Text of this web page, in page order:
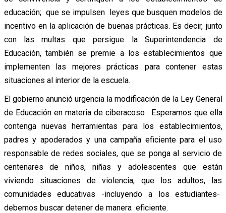
educación; que se impulsen leyes que busquen modelos de
incentivo en la aplicación de buenas prácticas. Es decir, junto
con las multas que persigue la Superintendencia de
Educación, también se premie a los establecimientos que
implementen las mejores prácticas para contener estas
situaciones al interior de la escuela.
El gobierno anunció urgencia la modificación de la Ley General
de Educación en materia de ciberacoso . Esperamos que ella
contenga nuevas herramientas para los establecimientos,
padres y apoderados y una campaña eficiente para el uso
responsable de redes sociales, que se ponga al servicio de
centenares de niños, niñas y adolescentes que están
viviendo situaciones de violencia, que los adultos, las
comunidades educativas -incluyendo a los estudiantes-
debemos buscar detener de manera eficiente.